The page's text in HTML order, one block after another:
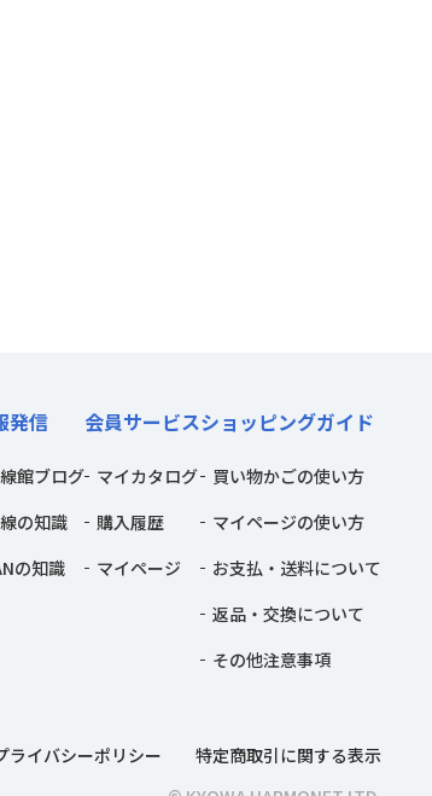
発信
館ブログ
の知識
の知識
会員サービス
マイカタログ
購入履歴
マイページ
ショッピングガイド
買い物かごの使い方
マイページの使い方
お支払・送料について
返品・交換について
その他注意事項
ライバシーポリシー
特定商取引に関する表示